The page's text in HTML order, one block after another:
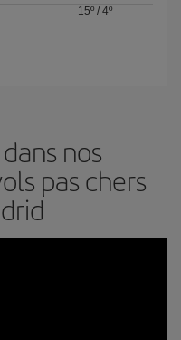
15º/ 4º
nos
pas chers